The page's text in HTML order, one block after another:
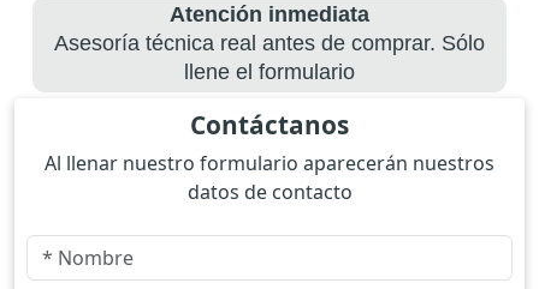
Atención inmediata
Asesoría técnica real antes de comprar. Sólo
llene el formulario
Contáctanos
Al llenar nuestro formulario aparecerán nuestros
datos de contacto